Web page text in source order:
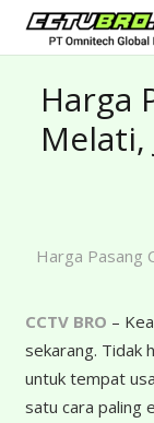
Harga
Melati,
Harga Pasang
CCTV BRO –
sekarang. Tidak
untuk tempat
satu cara paling